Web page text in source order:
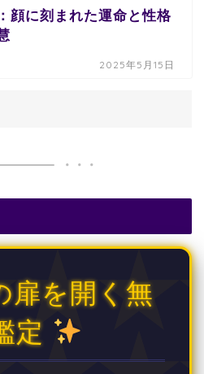
顔に刻まれた運命と性格
2025年5月15日
扉を開く無
定